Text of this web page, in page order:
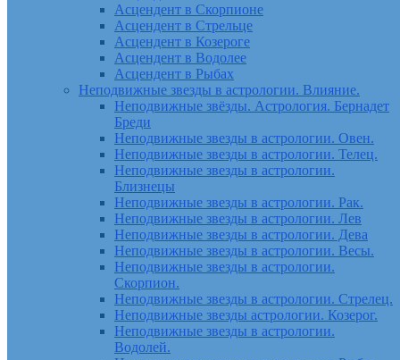
Асцендент в Скорпионе
Асцендент в Стрельце
Асцендент в Козероге
Асцендент в Водолее
Асцендент в Рыбах
Неподвижные звезды в астрологии. Влияние.
Неподвижные звёзды. Астрология. Бернадет
Бреди
Неподвижные звезды в астрологии. Овен.
Неподвижные звезды в астрологии. Телец.
Неподвижные звезды в астрологии.
Близнецы
Неподвижные звезды в астрологии. Рак.
Неподвижные звезды в астрологии. Лев
Неподвижные звезды в астрологии. Дева
Неподвижные звезды в астрологии. Весы.
Неподвижные звезды в астрологии.
Скорпион.
Неподвижные звезды в астрологии. Стрелец.
Неподвижные звезды астрологии. Козерог.
Неподвижные звезды в астрологии.
Водолей.